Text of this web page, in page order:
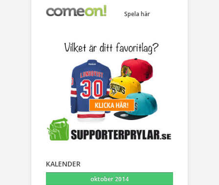
Spela här
KALENDER
oktober 2014